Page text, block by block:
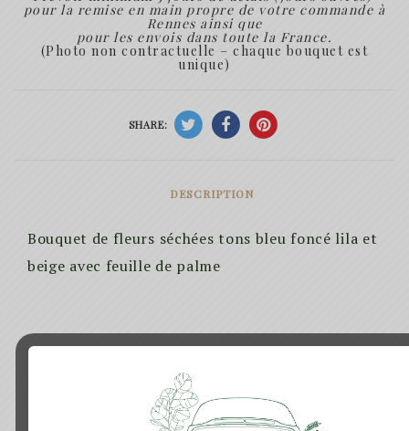
pour la remise en main propre de votre commande à
Rennes ainsi que
pour les envois dans toute la France.
(Photo non contractuelle – chaque bouquet est
unique)
SHARE:
DESCRIPTION
Bouquet de fleurs séchées tons bleu foncé lila et
beige avec feuille de palme
Produits similaires